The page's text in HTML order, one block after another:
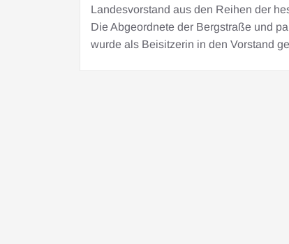
Landesvorstand aus den Reihen der
Die Abgeordnete der Bergstraße und
wurde als Beisitzerin in den Vorstand